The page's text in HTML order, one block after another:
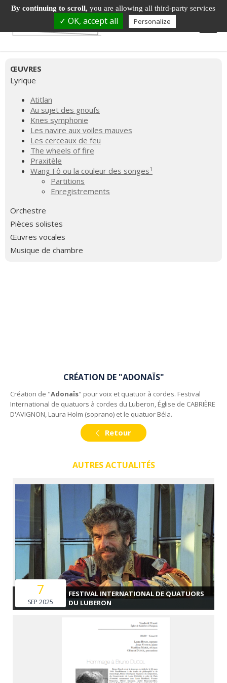
ŒUVRES
Lyrique
Atitlan
Au sujet des gnoufs
Knes symphonie
Les navire aux voiles mauves
Les cerceaux de feu
The wheels of fire
Praxitèle
Wang Fô ou la couleur des songes¹
Partitions
Enregistrements
Orchestre
Pièces solistes
Œuvres vocales
Musique de chambre
CRÉATION DE "ADONAÏS"
Création de "Adonaïs" pour voix et quatuor à cordes. Festival
International de quatuors à cordes du Luberon, Église de CABRIÈRE
D'AVIGNON, Laura Holm (soprano) et le quatuor Béla.
Retour
AUTRES ACTUALITÉS
FESTIVAL INTERNATIONAL DE QUATUORS
DU LUBERON
7
SEP 2025
By continuing to scroll, you are allowing all third-party services
✓ OK, accept all Personalize